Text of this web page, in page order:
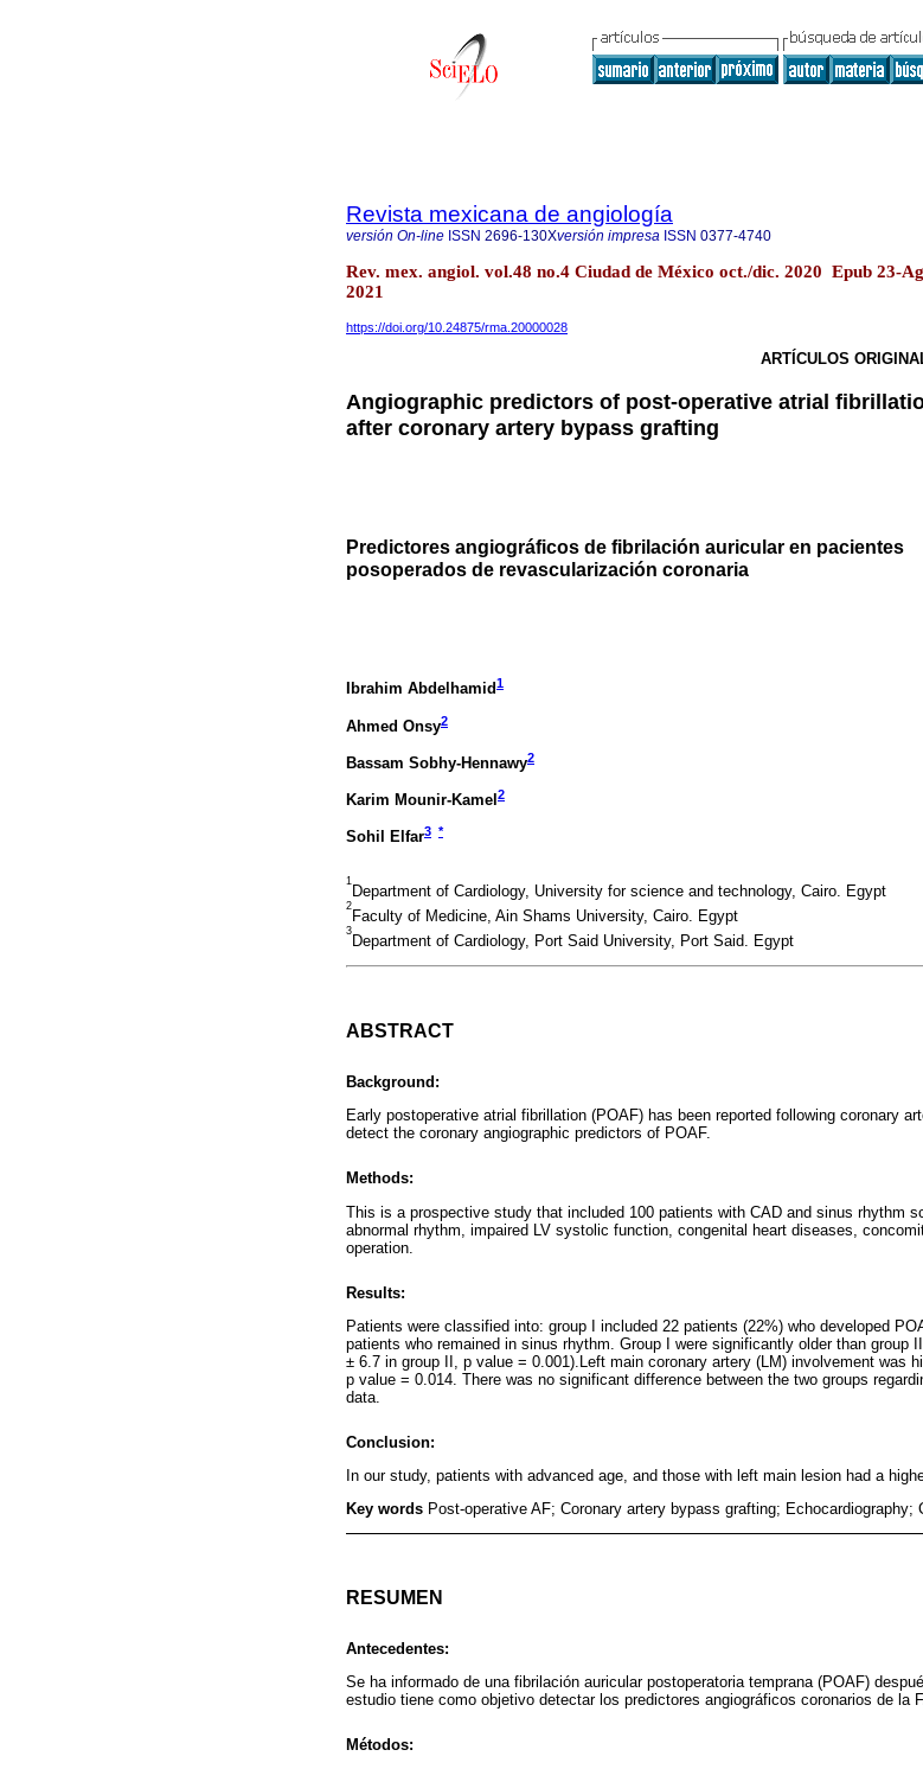
Revista mexicana de angiología
versión On-line ISSN 2696-130Xversión impresa ISSN 0377-4740
Rev. mex. angiol. vol.48 no.4 Ciudad de México oct./dic. 2020 Epub 23-
2021
https://doi.org/10.24875/rma.20000028
ARTÍCULOS
Angiographic predictors of post-operative atrial
after coronary artery bypass grafting
Predictores angiográficos de fibrilación auricular en pacientes
posoperados de revascularización coronaria
Ibrahim Abdelhamid1
Ahmed Onsy2
Bassam Sobhy-Hennawy2
Karim Mounir-Kamel 2
Sohil Elfar3 *
1
Department of Cardiology, University for science and technology, Cairo. Egypt
2
Faculty of Medicine, Ain Shams University, Cairo. Egypt
3
Department of Cardiology, Port Said University, Port Said. Egypt
ABSTRACT
Background:
Early postoperative atrial fibrillation (POAF) has been reported following coronary
detect the coronary angiographic predictors of POAF.
Methods:
This is a prospective study that included 100 patients with CAD and sinus rhythm
abnormal rhythm, impaired LV systolic function, congenital heart diseases,
operation.
Results:
Patients were classified into: group I included 22 patients (22%) who developed
patients who remained in sinus rhythm. Group I were significantly older than group
± 6.7 in group II, p value = 0.001).Left main coronary artery (LM) involvement was
p value = 0.014. There was no significant difference between the two groups
data.
Conclusion:
In our study, patients with advanced age, and those with left main lesion had a
Key words Post-operative AF; Coronary artery bypass grafting; Echocardiography;
RESUMEN
Antecedentes:
Se ha informado de una fibrilación auricular postoperatoria temprana (POAF)
estudio tiene como objetivo detectar los predictores angiográficos coronarios de la
Métodos: